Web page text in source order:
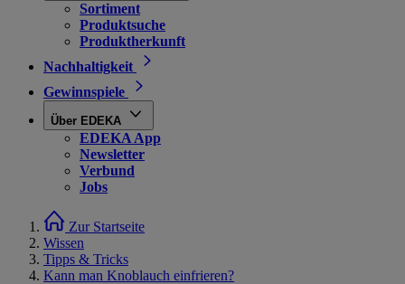
Sortiment
Produktsuche
Produktherkunft
Nachhaltigkeit
Gewinnspiele
Über EDEKA
EDEKA App
Newsletter
Verbund
Jobs
Zur Startseite
Wissen
Tipps & Tricks
Kann man Knoblauch einfrieren?